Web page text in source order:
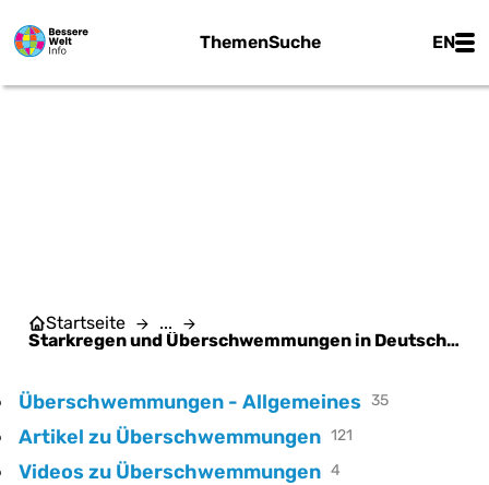
ThemenSuche EN
Startseite
...
Starkregen und Überschwemmungen in Deutschland
Überschwemmungen - Allgemeines 35
Artikel zu Überschwemmungen 121
Videos zu Überschwemmungen 4